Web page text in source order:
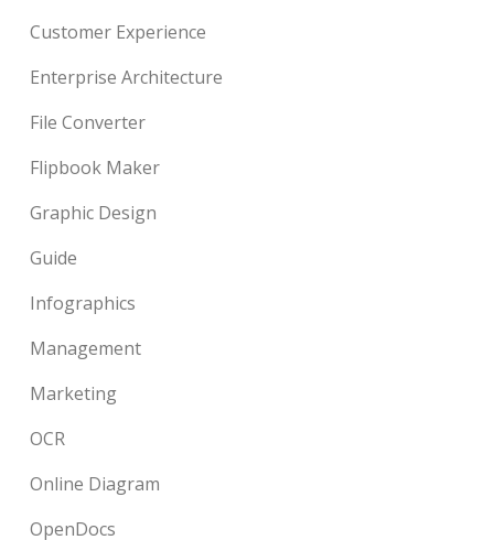
Customer Experience
Enterprise Architecture
File Converter
Flipbook Maker
Graphic Design
Guide
Infographics
Management
Marketing
OCR
Online Diagram
OpenDocs